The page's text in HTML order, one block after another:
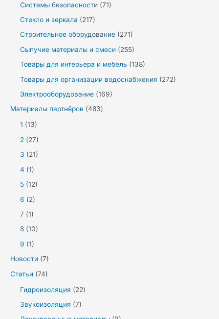
Системы безопасности (71)
Стекло и зеркала (217)
Строительное оборудование (271)
Сыпучие материалы и смеси (255)
Товары для интерьера и мебель (138)
Товары для организации водоснабжения (272)
Электрооборудование (169)
Материалы партнёров (483)
1 (13)
2 (27)
3 (21)
4 (1)
5 (12)
6 (2)
7 (1)
8 (10)
9 (1)
Новости (7)
Статьи (74)
Гидроизоляция (22)
Звукоизоляция (7)